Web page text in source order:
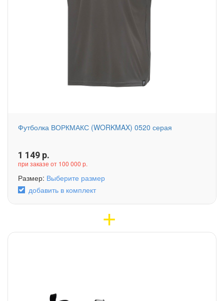
Футболка ВОРКМАКС (WORKMAX) 0520 серая
1 149 р.
при заказе от 100 000 р.
Размер: Выберите размер
добавить в комплект